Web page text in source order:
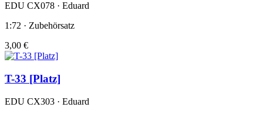
EDU CX078 · Eduard
1:72 · Zubehörsatz
3,00 €
T-33 [Platz]
EDU CX303 · Eduard